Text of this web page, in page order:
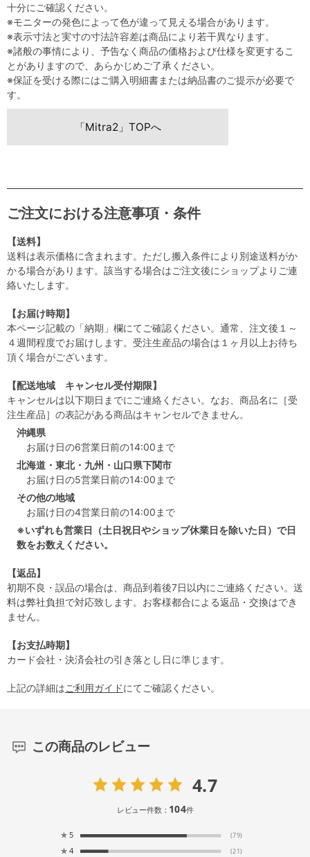
十分にご確認ください。
※モニターの発色によって色が違って見える場合があります。
※表示寸法と実寸の寸法許容差は商品により若干異なります。
※諸般の事情により、予告なく商品の価格および仕様を変更するこ
とがありますので、あらかじめご了承ください。
※保証を受ける際にはご購入明細書または納品書のご提示が必要で
す。
「Mitra2」TOPへ
ご注文における注意事項・条件
【送料】
送料は表示価格に含まれます。ただし搬入条件により別途送料がか
かる場合があります。該当する場合はご注文後にショップよりご連
絡いたします。
【お届け時期】
本ページ記載の「納期」欄にてご確認ください。通常、注文後１～
４週間程度でお届けします。受注生産品の場合は１ヶ月以上お待ち
頂く場合がございます。
【配送地域 キャンセル受付期限】
キャンセルは以下期日までにご連絡ください。なお、商品名に［受
注生産品］の表記がある商品はキャンセルできません。
沖縄県
お届け日の6営業日前の14:00まで
北海道・東北・九州・山口県下関市
お届け日の5営業日前の14:00まで
その他の地域
お届け日の4営業日前の14:00まで
※いずれも営業日（土日祝日やショップ休業日を除いた日）で日
数をお数えください。
【返品】
初期不良・誤品の場合は、商品到着後7日以内にご連絡ください。送
料は弊社負担で対応致します。お客様都合による返品・交換はでき
ません。
【お支払時期】
カード会社・決済会社の引き落とし日に準じます。
上記の詳細はご利用ガイドにてご確認ください。
この商品のレビュー
4.7
レビュー件数： 104件
★ 5 (79)
★ 4 (21)